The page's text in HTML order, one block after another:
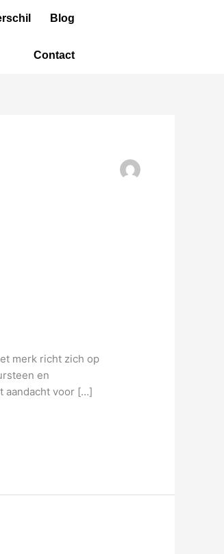
Blog
Contact
merk richt zich op
en
aandacht voor […]